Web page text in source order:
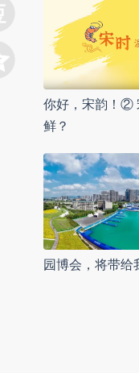
你好，宋韵！②
鲜？
园博会，将带给